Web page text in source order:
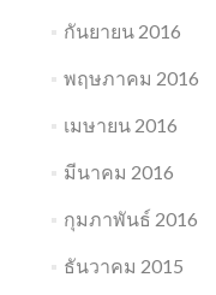
กันยายน 2016
พฤษภาคม 2016
เมษายน 2016
มีนาคม 2016
กุมภาพันธ์ 2016
ธันวาคม 2015